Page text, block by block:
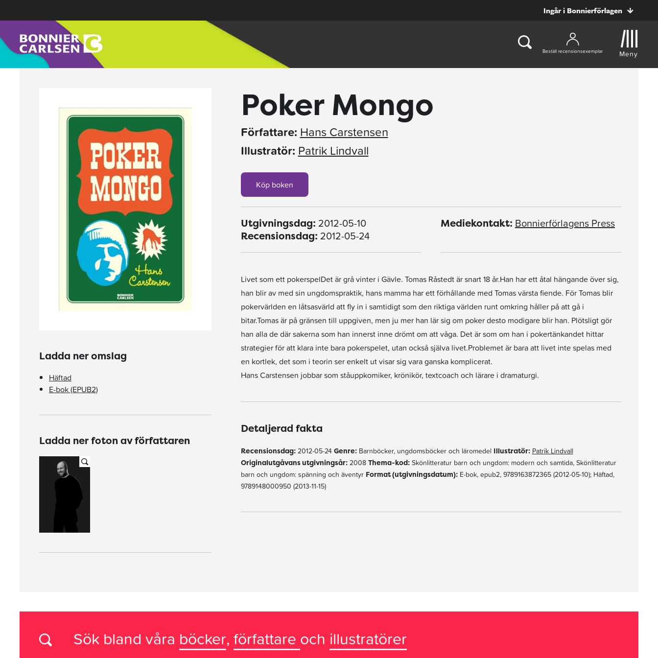
Ingår i Bonnierförlagen
Beställ recensionsexemplar Meny
Ladda ner omslag
Häftad
E-bok (EPUB2)
Ladda ner foton av författaren
Poker Mongo
Författare: Hans Carstensen
Illustratör: Patrik Lindvall
Köp boken
Utgivningsdag: 2012-05-10
Recensionsdag: 2012-05-24
Mediekontakt: Bonnierförlagens Press
Livet som ett pokerspelDet är grå vinter i Gävle. Tomas Råstedt är snart 18 år.Han har ett åtal hängande över sig,
han blir av med sin ungdomspraktik, hans mamma har ett förhållande med Tomas värsta fiende. För Tomas blir
pokervärlden en låtsasvärld att fly in i samtidigt som den riktiga världen runt omkring håller på att gå i
bitar.Tomas är på gränsen till uppgiven, men ju mer han lär sig om poker desto modigare blir han. Plötsligt gör
han alla de där sakerna som han innerst inne drömt om att våga. Det är som om han i pokertänkandet hittar
strategier för att klara inte bara pokerspelet, utan också själva livet.Problemet är bara att livet inte spelas med
en kortlek, det som i teorin ser enkelt ut visar sig vara ganska komplicerat.
Hans Carstensen jobbar som ståuppkomiker, krönikör, textcoach och lärare i dramaturgi.
Detaljerad fakta
Recensionsdag:2012-05-24 Genre:Barnböcker, ungdomsböcker och läromedel Illustratör: Patrik Lindvall
Originalutgåvans utgivningsår:2008 Thema-kod:Skönlitteratur barn och ungdom: modern och samtida, Skönlitteratur
barn och ungdom: spänning och äventyr Format (utgivningsdatum):E-bok, epub2, 9789163872365 (2012-05-10); Häftad,
9789148000950 (2013-11-15)
Sök bland våra böcker,författare och illustratörer